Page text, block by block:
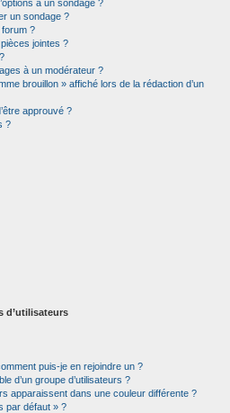
à un sondage ?
un sondage ?
?
jointes ?
à un modérateur ?
brouillon » affiché lors de la rédaction d’un
approuvé ?
?
d’utilisateurs
puis-je en rejoindre un ?
d’un groupe d’utilisateurs ?
apparaissent dans une couleur différente ?
par défaut » ?